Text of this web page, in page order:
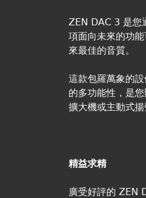
ZEN DAC 3 是您
項面向未來的功
來最佳的音質。
這款包羅萬象的
的多功能性，是
擴大機或主動式
精益求精
廣受好評的 ZEN